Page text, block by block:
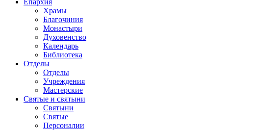
Епархия
Храмы
Благочиния
Монастыри
Духовенство
Календарь
Библиотека
Отделы
Отделы
Учреждения
Мастерские
Святые и святыни
Cвятыни
Cвятые
Персоналии